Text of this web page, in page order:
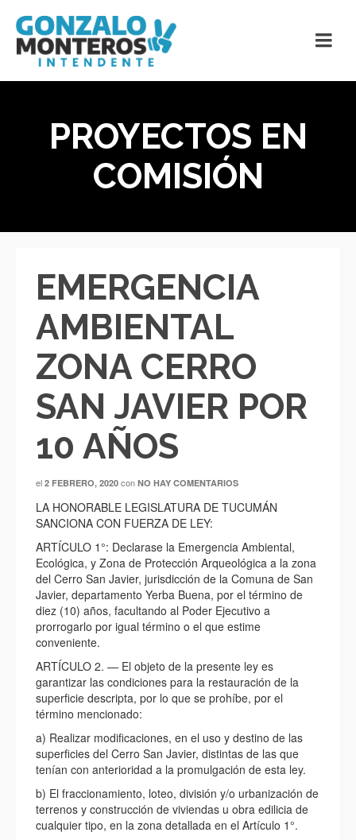
PROYECTOS EN
COMISIÓN
EMERGENCIA
AMBIENTAL
ZONA CERRO
SAN JAVIER POR
10 AÑOS
el 2 FEBRERO, 2020 con NO HAY COMENTARIOS
LA HONORABLE LEGISLATURA DE TUCUMÁN
SANCIONA CON FUERZA DE LEY:
ARTÍCULO 1°: Declarase la Emergencia Ambiental,
Ecológica, y Zona de Protección Arqueológica a la zona
del Cerro San Javier, jurisdicción de la Comuna de San
Javier, departamento Yerba Buena, por el término de
diez (10) años, facultando al Poder Ejecutivo a
prorrogarlo por igual término o el que estime
conveniente.
ARTÍCULO 2. — El objeto de la presente ley es
garantizar las condiciones para la restauración de la
superficie descripta, por lo que se prohíbe, por el
término mencionado:
a) Realizar modificaciones, en el uso y destino de las
superficies del Cerro San Javier, distintas de las que
tenían con anterioridad a la promulgación de esta ley.
b) El fraccionamiento, loteo, división y/o urbanización de
terrenos y construcción de viviendas u obra edilicia de
cualquier tipo, en la zona detallada en el Artículo 1°.